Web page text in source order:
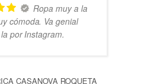
Ropa muy a la
cómoda. Va genial
por Instagram.
CASANOVA ROQUETA